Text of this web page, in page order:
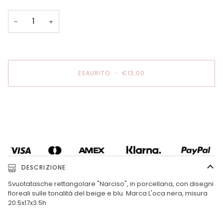
− +
ESAURITO • €13,00
DESCRIZIONE
Svuotatasche rettangolare "Narciso", in porcellana, con disegni
floreali sulle tonalità del beige e blu. Marca L'oca nera, misura
20.5x17x3.5h